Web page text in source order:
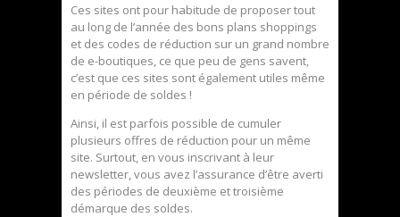
Ces sites ont pour habitude de proposer tout
au long de l’année des bons plans shoppings
et des codes de réduction sur un grand nombre
de e-boutiques, ce que peu de gens savent,
c’est que ces sites sont également utiles même
en période de soldes !
Ainsi, il est parfois possible de cumuler
plusieurs offres de réduction pour un même
site. Surtout, en vous inscrivant à leur
newsletter, vous avez l’assurance d’être averti
des périodes de deuxième et troisième
démarque des soldes.